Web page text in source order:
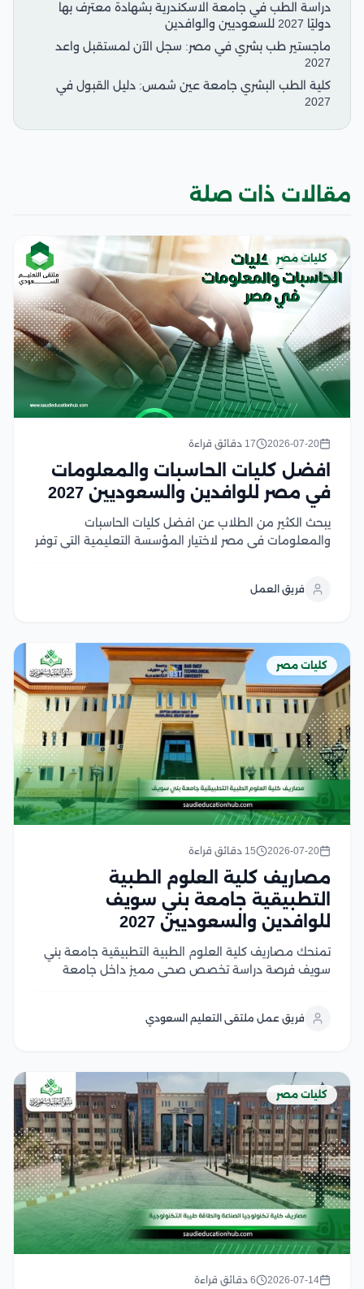
دراسة الطب في جامعة الاسكندرية بشهادة معترف بها
دوليًا 2027 للسعوديين والوافدين
ماجستير طب بشري في مصر: سجل الآن لمستقبل واعد
2027
كلية الطب البشري جامعة عين شمس: دليل القبول في
2027
مقالات ذات صلة
كليات مصر
2026-07-20 17 دقائق قراءة
افضل كليات الحاسبات والمعلومات
في مصر للوافدين والسعوديين 2027
يبحث الكثير من الطلاب عن افضل كليات الحاسبات
والمعلومات في مصر لاختيار المؤسسة التعليمية التي توفر
البيانات، أصبحت المقارنة بين الكليات من حيث الجودة،...
فريق العمل
كليات مصر
2026-07-20 15 دقائق قراءة
مصاريف كلية العلوم الطبية
التطبيقية جامعة بني سويف
للوافدين والسعوديين 2027
تمنحك مصاريف كلية العلوم الطبية التطبيقية جامعة بني
سويف فرصة دراسة تخصص صحي مميز داخل جامعة
الحديث، وتُعد الكلية خيارًا جذابًا للطلاب الوافدين
فريق عمل ملتقى التعليم السعودي
كليات مصر
2026-07-14 6 دقائق قراءة